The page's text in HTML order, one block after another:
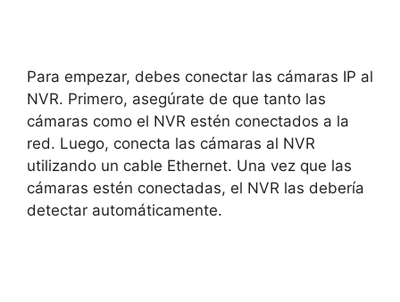
Para empezar, debes conectar las cámaras IP al
NVR. Primero, asegúrate de que tanto las
cámaras como el NVR estén conectados a la
red. Luego, conecta las cámaras al NVR
utilizando un cable Ethernet. Una vez que las
cámaras estén conectadas, el NVR las debería
detectar automáticamente.